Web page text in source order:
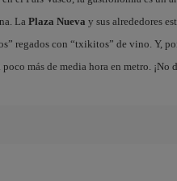
La Plaza Nueva y sus alrededores
regados con “txikitos” de vino. Y,
más de media hora en metro. ¡No